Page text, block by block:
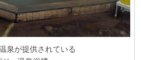
泉が提供されている